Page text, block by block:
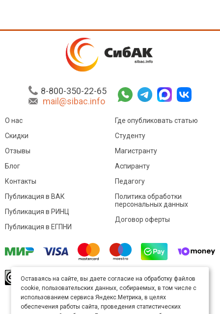
8-800-350-22-65
mail@sibac.info
О нас
Скидки
Отзывы
Блог
Контакты
Где опубликовать статью
Студенту
Магистранту
Аспиранту
Педагогу
Публикация в ВАК
Публикация в РИНЦ
Публикация в ЕГПНИ
Политика обработки
персональных данных
Договор оферты
произведение доступно полицензии Creative
Commons «Attribution» («Атрибуция») 4.0
Непортированная.
Карта сайта
Оставаясь на сайте, вы даете согласие на обработку файлов
cookie, пользовательских данных, собираемых, в том числе с
использованием сервиса Яндекс.Метрика, в целях
обеспечения работы сайта, проведения статистических